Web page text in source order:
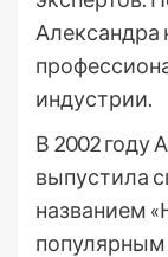
Александра
индустрии.
В 2002 году
выпустила
названием
популярным